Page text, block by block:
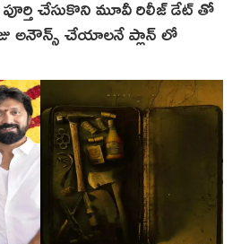
చేసుకొని మూవీ రిలీజ్ డేట్ తో
అనౌన్స్ చేయాలనే ప్లాన్ లో